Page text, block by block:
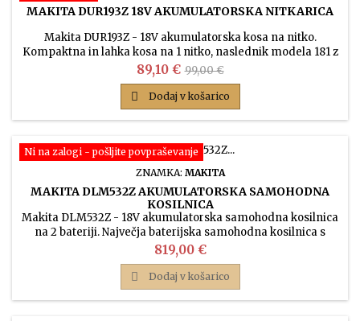
MAKITA DUR193Z 18V AKUMULATORSKA NITKARICA
Makita DUR193Z - 18V akumulatorska kosa na nitko.
Kompaktna in lahka kosa na 1 nitko, naslednik modela 181 z
nastavljivo glavo (5 položajev) in raztegljivim ročajem.
Cena
89,10 € Običajna
cena
99,00 €
 Dodaj v košarico
Ni na zalogi - pošljite povpraševanje
ZNAMKA: MAKITA
MAKITA DLM532Z AKUMULATORSKA SAMOHODNA
KOSILNICA
Makita DLM532Z - 18V akumulatorska samohodna kosilnica
na 2 bateriji. Največja baterijska samohodna kosilnica s
širino bobna 53 cm ima kovinsko ohišje in robustno zasnovo.
Idealna za košnjo večjih površin.
Cena
819,00 €
 Dodaj v košarico